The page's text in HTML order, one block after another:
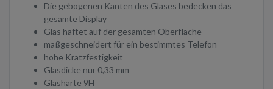
Die gebogenen Kanten des Glases bedecken das
gesamte Display
Glas haftet auf der gesamten Oberfläche
maßgeschneidert für ein bestimmtes Telefon
hohe Kratzfestigkeit
Glasdicke nur 0,33 mm
Glashärte 9H